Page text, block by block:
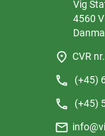
Vig
4560
place CVR
phone (+45)
phone (+45)
mail